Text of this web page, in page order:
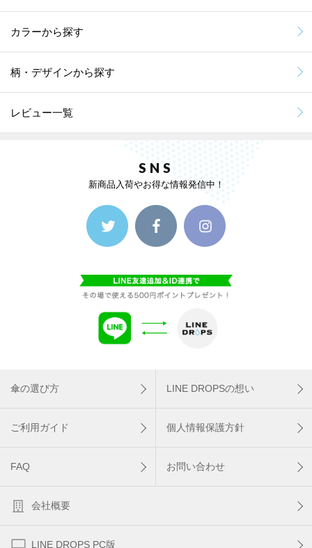
カラーから探す
柄・デザインから探す
レビュー一覧
SNS
新商品入荷やお得な情報発信中！
傘の選び方 LINE DROPSの想い
ご利用ガイド 個人情報保護方針
FAQ お問い合わせ
会社概要
LINE DROPS PC版